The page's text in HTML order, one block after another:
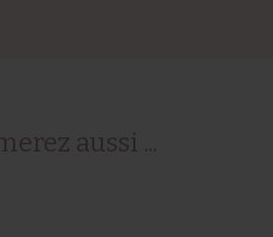
aussi ...